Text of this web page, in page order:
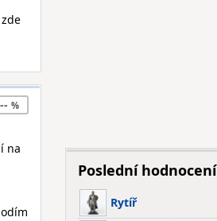
--
na
Poslední hodnocení
Rytíř